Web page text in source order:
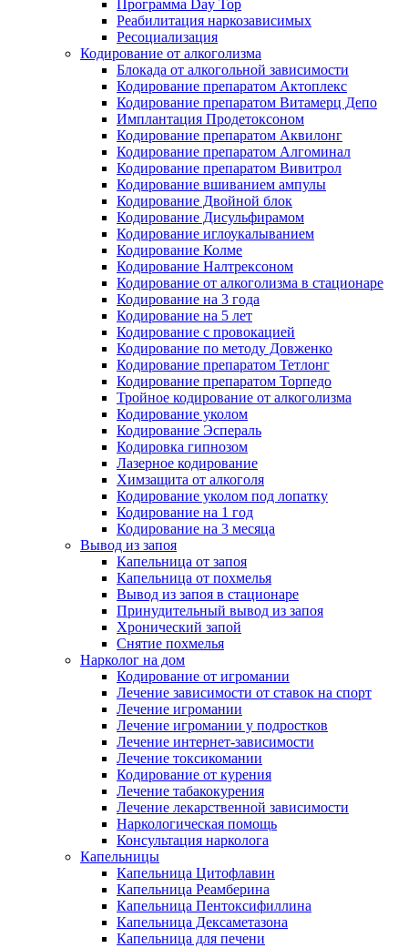
Программа Day Top
Реабилитация наркозависимых
Ресоциализация
Кодирование от алкоголизма
Блокада от алкогольной зависимости
Кодирование препаратом Актоплекс
Кодирование препаратом Витамерц Депо
Имплантация Продетоксоном
Кодирование препаратом Аквилонг
Кодирование препаратом Алгоминал
Кодирование препаратом Вивитрол
Кодирование вшиванием ампулы
Кодирование Двойной блок
Кодирование Дисульфирамом
Кодирование иглоукалыванием
Кодирование Колме
Кодирование Налтрексоном
Кодирование от алкоголизма в стационаре
Кодирование на 3 года
Кодирование на 5 лет
Кодирование с провокацией
Кодирование по методу Довженко
Кодирование препаратом Тетлонг
Кодирование препаратом Торпедо
Тройное кодирование от алкоголизма
Кодирование уколом
Кодирование Эспераль
Кодировка гипнозом
Лазерное кодирование
Химзащита от алкоголя
Кодирование уколом под лопатку
Кодирование на 1 год
Кодирование на 3 месяца
Вывод из запоя
Капельница от запоя
Капельница от похмелья
Вывод из запоя в стационаре
Принудительный вывод из запоя
Хронический запой
Снятие похмелья
Нарколог на дом
Кодирование от игромании
Лечение зависимости от ставок на спорт
Лечение игромании
Лечение игромании у подростков
Лечение интернет-зависимости
Лечение токсикомании
Кодирование от курения
Лечение табакокурения
Лечение лекарственной зависимости
Наркологическая помощь
Консультация нарколога
Капельницы
Капельница Цитофлавин
Капельница Реамберина
Капельница Пентоксифиллина
Капельница Дексаметазона
Капельница для печени